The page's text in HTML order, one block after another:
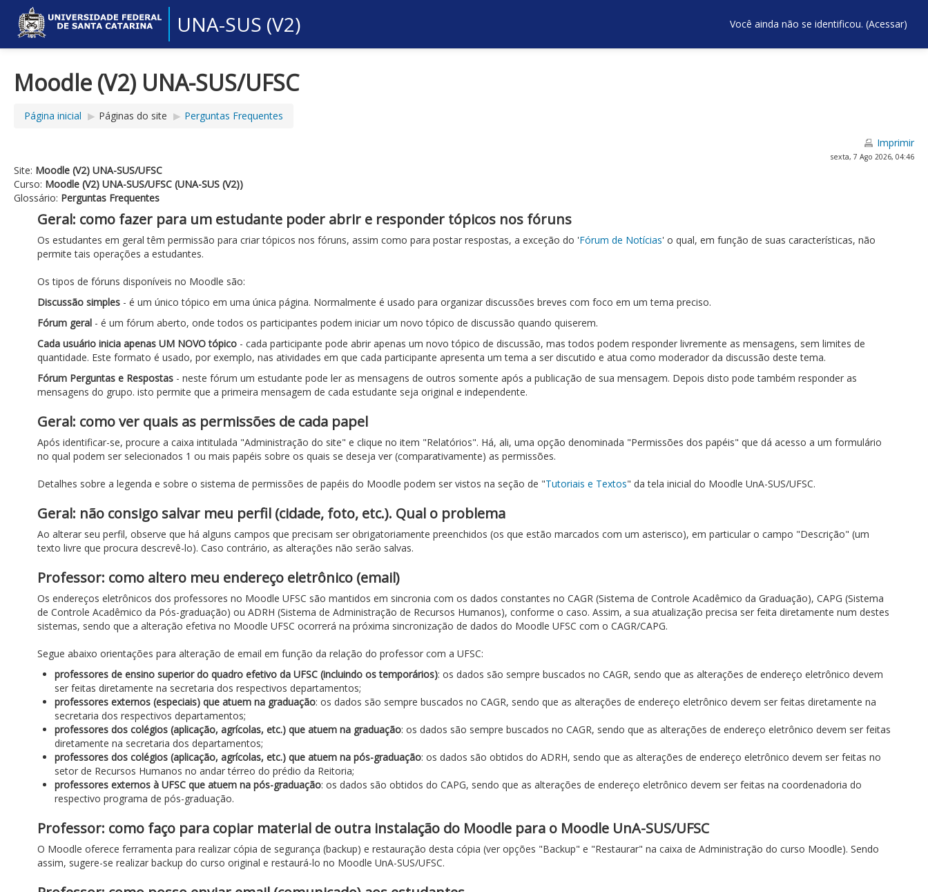
UNA-SUS (V2) Você ainda não se identificou. (Acessar)
Moodle (V2) UNA-SUS/UFSC
Página inicial ▶︎ Páginas do site ▶︎ Perguntas Frequentes
Imprimir
sexta, 7 Ago 2026, 04:46
Site: Moodle (V2) UNA-SUS/UFSC
Curso: Moodle (V2) UNA-SUS/UFSC (UNA-SUS (V2))
Glossário: Perguntas Frequentes
Geral: como fazer para um estudante poder abrir e responder tópicos nos fóruns
Os estudantes em geral têm permissão para criar tópicos nos fóruns, assim como para postar respostas, a exceção do 'Fórum de Notícias' o qual, em função de suas características, não
permite tais operações a estudantes.
Os tipos de fóruns disponíveis no Moodle são:
Discussão simples - é um único tópico em uma única página. Normalmente é usado para organizar discussões breves com foco em um tema preciso.
Fórum geral - é um fórum aberto, onde todos os participantes podem iniciar um novo tópico de discussão quando quiserem.
Cada usuário inicia apenas UM NOVO tópico - cada participante pode abrir apenas um novo tópico de discussão, mas todos podem responder livremente as mensagens, sem limites de
quantidade. Este formato é usado, por exemplo, nas atividades em que cada participante apresenta um tema a ser discutido e atua como moderador da discussão deste tema.
Fórum Perguntas e Respostas - neste fórum um estudante pode ler as mensagens de outros somente após a publicação de sua mensagem. Depois disto pode também responder as
mensagens do grupo. isto permite que a primeira mensagem de cada estudante seja original e independente.
Geral: como ver quais as permissões de cada papel
Após identificar-se, procure a caixa intitulada "Administração do site" e clique no item "Relatórios". Há, ali, uma opção denominada "Permissões dos papéis" que dá acesso a um formulário
no qual podem ser selecionados 1 ou mais papéis sobre os quais se deseja ver (comparativamente) as permissões.
Detalhes sobre a legenda e sobre o sistema de permissões de papéis do Moodle podem ser vistos na seção de "Tutoriais e Textos" da tela inicial do Moodle UnA-SUS/UFSC.
Geral: não consigo salvar meu perfil (cidade, foto, etc.). Qual o problema
Ao alterar seu perfil, observe que há alguns campos que precisam ser obrigatoriamente preenchidos (os que estão marcados com um asterisco), em particular o campo "Descrição" (um
texto livre que procura descrevê-lo). Caso contrário, as alterações não serão salvas.
Professor: como altero meu endereço eletrônico (email)
Os endereços eletrônicos dos professores no Moodle UFSC são mantidos em sincronia com os dados constantes no CAGR (Sistema de Controle Acadêmico da Graduação), CAPG (Sistema
de Controle Acadêmico da Pós-graduação) ou ADRH (Sistema de Administração de Recursos Humanos), conforme o caso. Assim, a sua atualização precisa ser feita diretamente num destes
sistemas, sendo que a alteração efetiva no Moodle UFSC ocorrerá na próxima sincronização de dados do Moodle UFSC com o CAGR/CAPG.
Segue abaixo orientações para alteração de email em função da relação do professor com a UFSC:
professores de ensino superior do quadro efetivo da UFSC (incluindo os temporários): os dados são sempre buscados no CAGR, sendo que as alterações de endereço eletrônico devem
ser feitas diretamente na secretaria dos respectivos departamentos;
professores externos (especiais) que atuem na graduação: os dados são sempre buscados no CAGR, sendo que as alterações de endereço eletrônico devem ser feitas diretamente na
secretaria dos respectivos departamentos;
professores dos colégios (aplicação, agrícolas, etc.) que atuem na graduação: os dados são sempre buscados no CAGR, sendo que as alterações de endereço eletrônico devem ser feitas
diretamente na secretaria dos departamentos;
professores dos colégios (aplicação, agrícolas, etc.) que atuem na pós-graduação: os dados são obtidos do ADRH, sendo que as alterações de endereço eletrônico devem ser feitas no
setor de Recursos Humanos no andar térreo do prédio da Reitoria;
professores externos à UFSC que atuem na pós-graduação: os dados são obtidos do CAPG, sendo que as alterações de endereço eletrônico devem ser feitas na coordenadoria do
respectivo programa de pós-graduação.
Professor: como faço para copiar material de outra instalação do Moodle para o Moodle UnA-SUS/UFSC
O Moodle oferece ferramenta para realizar cópia de segurança (backup) e restauração desta cópia (ver opções "Backup" e "Restaurar" na caixa de Administração do curso Moodle). Sendo
assim, sugere-se realizar backup do curso original e restaurá-lo no Moodle UnA-SUS/UFSC.